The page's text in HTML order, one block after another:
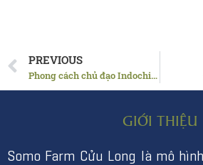
PREVIOUS
Phong cách chủ đạo Indochine tại SomoFarm Cửu Long
GIỚI THIỆU
Somo Farm Cửu Long là mô